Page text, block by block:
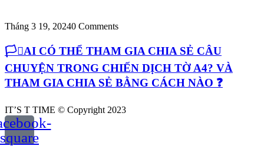
Tháng 3 19, 20240 Comments
🏳️‍⚧️AI CÓ THỂ THAM GIA CHIA SẺ CÂU
CHUYỆN TRONG CHIẾN DỊCH TỜ A4? VÀ
THAM GIA CHIA SẺ BẰNG CÁCH NÀO ❓
IT’S T TIME © Copyright 2023
square